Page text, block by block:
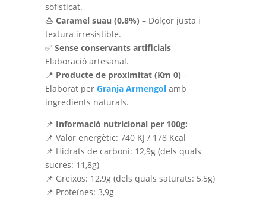
sofisticat.
🍮 Caramel suau (0,8%) – Dolçor justa i
textura irresistible.
✅ Sense conservants artificials–
Elaboració artesanal.
📍 Producte de proximitat (Km 0) –
Elaborat per Granja Armengolamb
ingredients naturals.
📌 Informació nutricional per 100g:
📌 Valor energètic: 740 KJ / 178 Kcal
📌 Hidrats de carboni: 12,9g (dels quals
sucres: 11,8g)
📌 Greixos: 12,9g (dels quals saturats: 5,5g)
📌 Proteïnes: 3,9g